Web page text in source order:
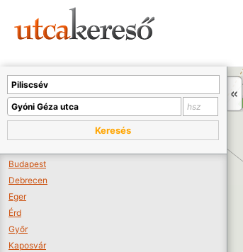
Keresés
Budapest
Debrecen
Eger
Érd
Győr
Kaposvár
A térképet kicsinyíteni kell, hogy látszódjanak a boltok.
Boltok látszódjanak >>